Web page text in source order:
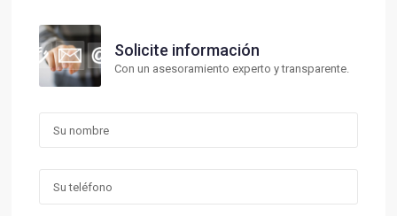
Solicite información
Con un asesoramiento experto y transparente.